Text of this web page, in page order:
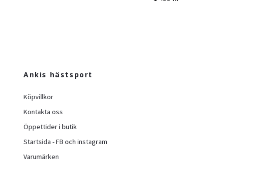
Ankis hästsport
Köpvillkor
Kontakta oss
Öppettider i butik
Startsida - FB och instagram
Varumärken